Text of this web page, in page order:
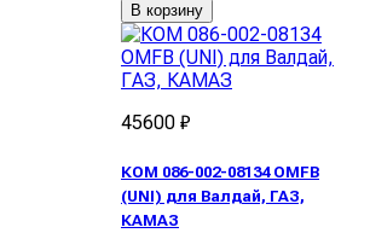
В корзину
45600 ₽
КОМ 086-002-08134 OMFB
(UNI) для Валдай, ГАЗ,
КАМАЗ